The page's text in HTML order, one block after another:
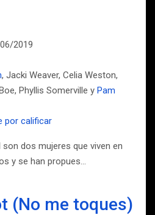
2019
, Jacki Weaver, Celia Weston,
Phyllis Somerville y Pam
por calificar
dos mujeres que viven en
y se han propues…
(No me toques)